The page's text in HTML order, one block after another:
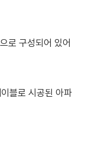
로 구성되어 있어
블로 시공된 아파